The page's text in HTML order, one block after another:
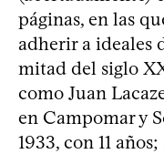
páginas, en las
adherir a ideales
mitad del siglo
como Juan
en Campomar y
1933, con 11